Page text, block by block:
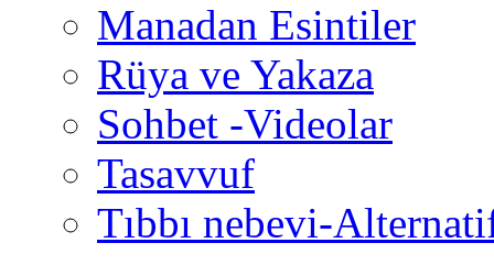
Manadan Esintiler
Rüya ve Yakaza
Sohbet -Videolar
Tasavvuf
Tıbbı nebevi-